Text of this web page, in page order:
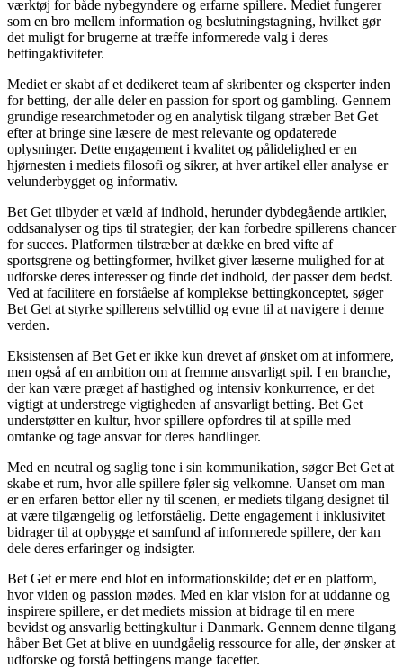
værktøj for både nybegyndere og erfarne spillere. Mediet fungerer
som en bro mellem information og beslutningstagning, hvilket gør
det muligt for brugerne at træffe informerede valg i deres
bettingaktiviteter.
Mediet er skabt af et dedikeret team af skribenter og eksperter inden
for betting, der alle deler en passion for sport og gambling. Gennem
grundige researchmetoder og en analytisk tilgang stræber Bet Get
efter at bringe sine læsere de mest relevante og opdaterede
oplysninger. Dette engagement i kvalitet og pålidelighed er en
hjørnesten i mediets filosofi og sikrer, at hver artikel eller analyse er
velunderbygget og informativ.
Bet Get tilbyder et væld af indhold, herunder dybdegående artikler,
oddsanalyser og tips til strategier, der kan forbedre spillerens chancer
for succes. Platformen tilstræber at dække en bred vifte af
sportsgrene og bettingformer, hvilket giver læserne mulighed for at
udforske deres interesser og finde det indhold, der passer dem bedst.
Ved at facilitere en forståelse af komplekse bettingkonceptet, søger
Bet Get at styrke spillerens selvtillid og evne til at navigere i denne
verden.
Eksistensen af Bet Get er ikke kun drevet af ønsket om at informere,
men også af en ambition om at fremme ansvarligt spil. I en branche,
der kan være præget af hastighed og intensiv konkurrence, er det
vigtigt at understrege vigtigheden af ansvarligt betting. Bet Get
understøtter en kultur, hvor spillere opfordres til at spille med
omtanke og tage ansvar for deres handlinger.
Med en neutral og saglig tone i sin kommunikation, søger Bet Get at
skabe et rum, hvor alle spillere føler sig velkomne. Uanset om man
er en erfaren bettor eller ny til scenen, er mediets tilgang designet til
at være tilgængelig og letforståelig. Dette engagement i inklusivitet
bidrager til at opbygge et samfund af informerede spillere, der kan
dele deres erfaringer og indsigter.
Bet Get er mere end blot en informationskilde; det er en platform,
hvor viden og passion mødes. Med en klar vision for at uddanne og
inspirere spillere, er det mediets mission at bidrage til en mere
bevidst og ansvarlig bettingkultur i Danmark. Gennem denne tilgang
håber Bet Get at blive en uundgåelig ressource for alle, der ønsker at
udforske og forstå bettingens mange facetter.